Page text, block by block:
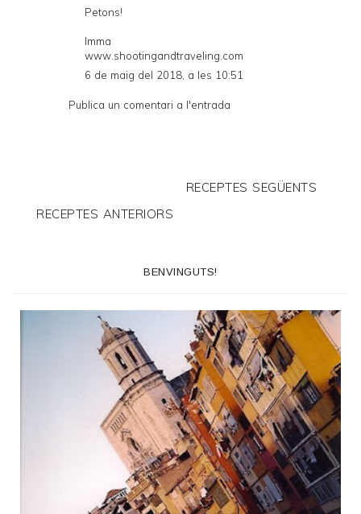
l
D
Petons!
Imma
www.shootingandtraveling.com
6 de maig del 2018, a les 10:51
Publica un comentari a l'entrada
RECEPTES SEGÜENTS
RECEPTES ANTERIORS
BENVINGUTS!